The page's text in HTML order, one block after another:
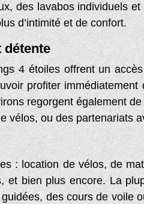
des lavabos individuels
d’intimité et de confort.
détente
4 étoiles offrent un
profiter
regorgent également
ou des partenariats
: location de vélos, de
bien plus encore. La
des cours de voile